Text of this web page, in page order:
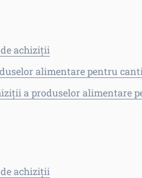
achiziții
alimentare pentru
a produselor alimentare
achiziții